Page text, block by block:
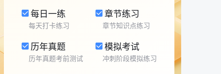
每日一练
每天打卡练习
章节练习
章节知识点练习
历年真题
历年真题考前测试
模拟考试
冲刺阶段模拟练习